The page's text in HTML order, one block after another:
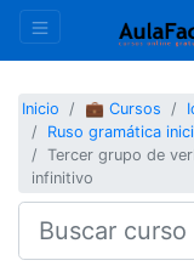
Inicio 💼 Cursos
Ruso gramática
Tercer grupo de
infinitivo